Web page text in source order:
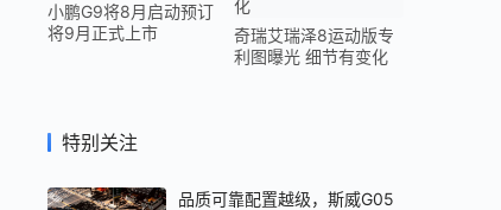
小鹏G9将8月启动预订
将9月正式上市
奇瑞艾瑞泽8运动版专
利图曝光 细节有变化
特别关注
品质可靠配置越级，斯威G05